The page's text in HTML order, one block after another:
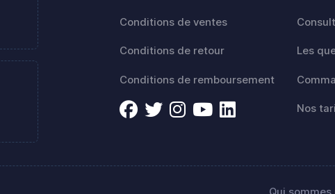
Conditions de ventes
Conditions de retour
Conditions de remboursement
Les
Nos